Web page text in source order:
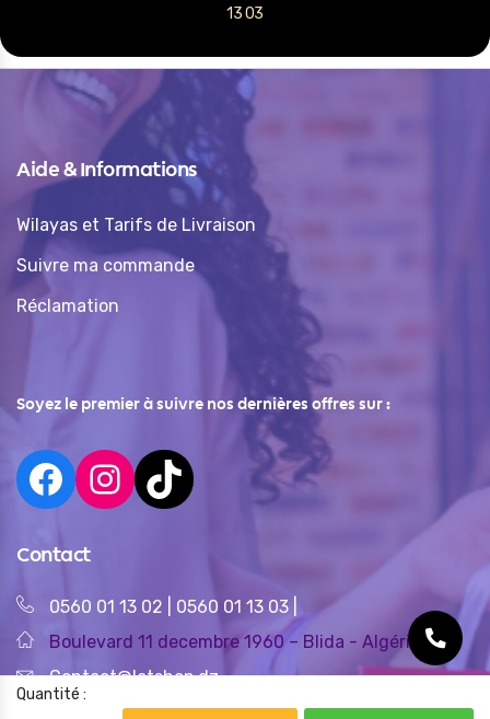
Quantité :
13 03
Aide & Informations
Wilayas et Tarifs de Livraison
Suivre ma commande
Réclamation
Soyez le premier à suivre nos dernières offres sur :
Contact
0560 01 13 02 0560 01 13 03
Boulevard 11 decembre 1960 – Blida - Algérie
Contact@letshop.dz